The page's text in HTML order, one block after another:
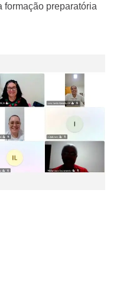
formação preparatória